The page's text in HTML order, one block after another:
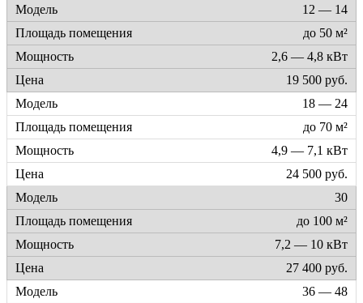
12 — 14
до 50 м²
2,6 — 4,8 кВт
19 500 руб.
18 — 24
до 70 м²
4,9 — 7,1 кВт
24 500 руб.
30
до 100 м²
7,2 — 10 кВт
27 400 руб.
36 — 48